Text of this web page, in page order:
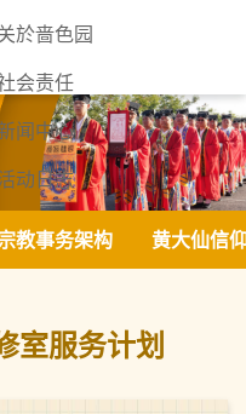
於啬色园
会责任
闻中心
动日志
络我们
教事务架构 黄大仙信
室服务计划